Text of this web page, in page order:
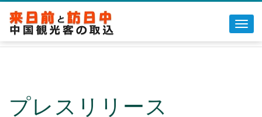
◆販売代理について
プレスリリース